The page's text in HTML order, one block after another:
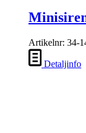
Artikelnr: 34-
Detaljinfo